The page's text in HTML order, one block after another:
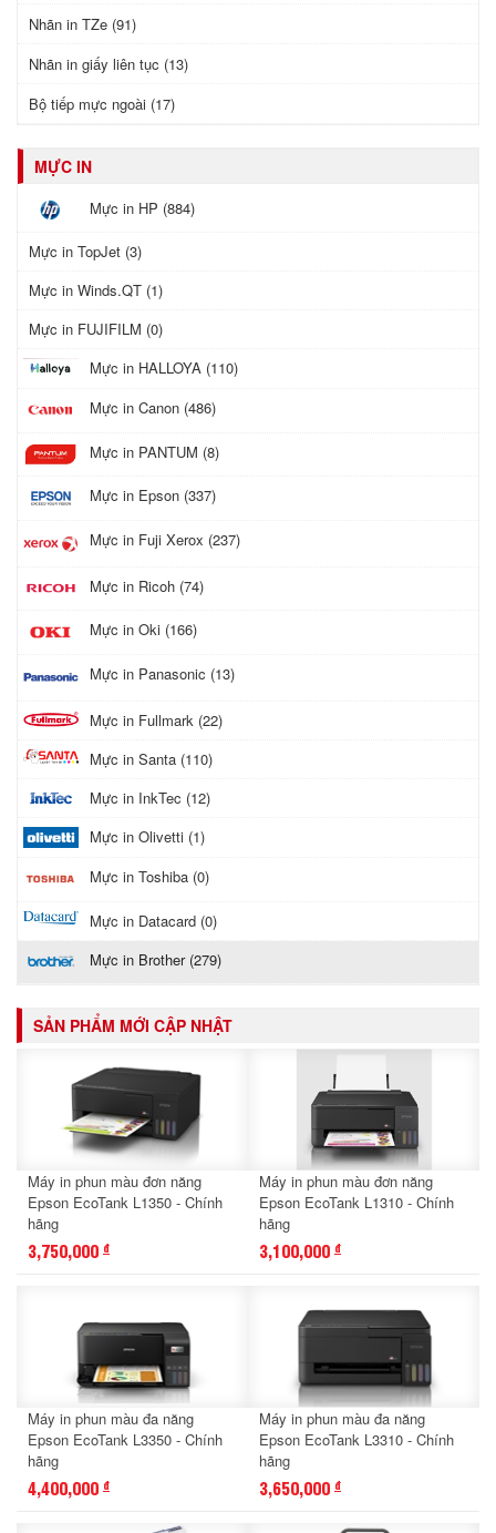
Nhãn in TZe (91)
Nhãn in giấy liên tục (13)
Bộ tiếp mực ngoài (17)
MỰC IN
Mực in HP (884)
Mực in TopJet (3)
Mực in Winds.QT (1)
Mực in FUJIFILM (0)
Mực in HALLOYA (110)
Mực in Canon (486)
Mực in PANTUM (8)
Mực in Epson (337)
Mực in Fuji Xerox (237)
Mực in Ricoh (74)
Mực in Oki (166)
Mực in Panasonic (13)
Mực in Fullmark (22)
Mực in Santa (110)
Mực in InkTec (12)
Mực in Olivetti (1)
Mực in Toshiba (0)
Mực in Datacard (0)
Mực in Brother (279)
SẢN PHẨM MỚI CẬP NHẬT
Máy in phun màu đơn năng
Epson EcoTank L1350 - Chính
hãng
3,750,000 đ
Máy in phun màu đơn năng
Epson EcoTank L1310 - Chính
hãng
3,100,000 đ
Máy in phun màu đa năng
Epson EcoTank L3350 - Chính
hãng
4,400,000 đ
Máy in phun màu đa năng
Epson EcoTank L3310 - Chính
hãng
3,650,000 đ